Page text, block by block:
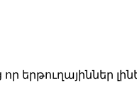
երթուղայիններ